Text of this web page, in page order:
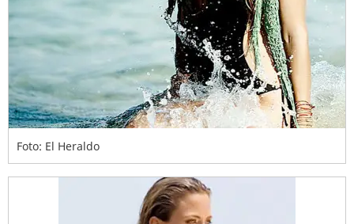
Foto: El Heraldo